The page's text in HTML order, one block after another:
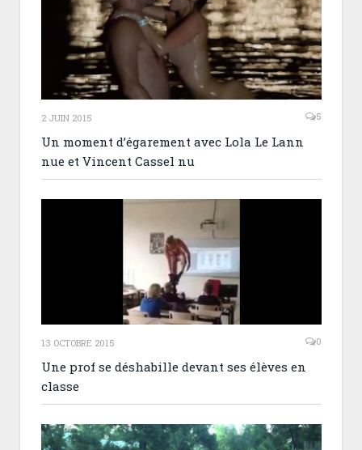
2 JUIN 2015 5
Un moment d’égarement avec Lola Le Lann
nue et Vincent Cassel nu
13 OCTOBRE 2015 0
Une prof se déshabille devant ses élèves en
classe